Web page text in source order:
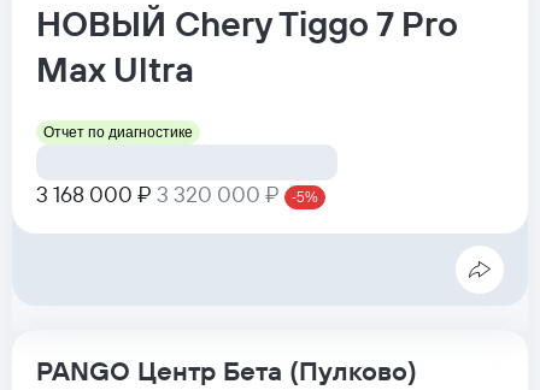
НОВЫЙ CheryTiggo 7 Pro
Max Ultra
Отчет по диагностике
3 168 000 ₽ 3 320 000 ₽ -5%
PANGO Центр Бета (Пулково)